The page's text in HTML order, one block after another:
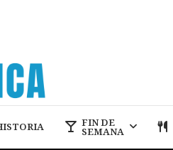
FIN DE
SEMANA